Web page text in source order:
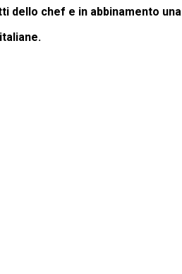
dello chef e in abbinamento una